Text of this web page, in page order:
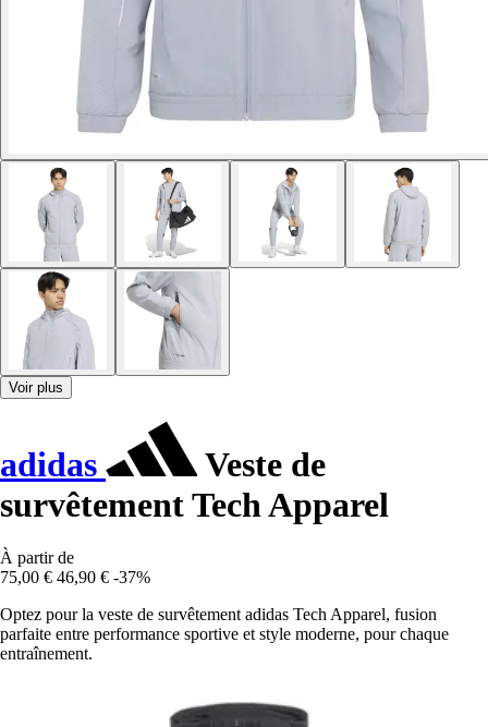
Voir plus
adidas
Veste de
survêtement Tech Apparel
À partir de
75,00 € 46,90 € -37%
Optez pour la veste de survêtement adidas Tech Apparel, fusion
parfaite entre performance sportive et style moderne, pour chaque
entraînement.